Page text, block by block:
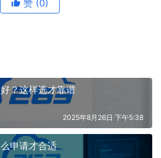
赞 (0)
？这样选才靠谱
2025年8月26日 下午5:38
申请才合适